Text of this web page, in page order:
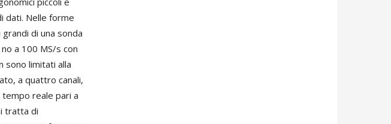
dati. Nelle forme
di una sonda
a 100 MS/s con
sono limitati alla
a quattro canali,
reale pari a
tratta di